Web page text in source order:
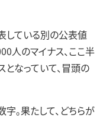
している別の公表値
人のマイナス、ここ半
なっていて、冒頭の
。果たして、どちらが